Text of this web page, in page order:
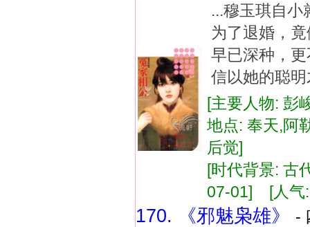
...穆玉琪自
为了退婚，
早已深种，
信以她的聪
[主要人物: 彭
地点: 奉天,阿
后觉]
[时代背景:
07-01] [人
170. 《邪魅枭雄》
-